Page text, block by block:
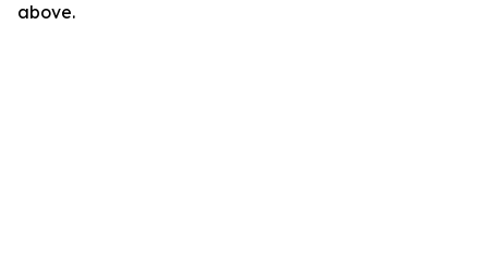
above.